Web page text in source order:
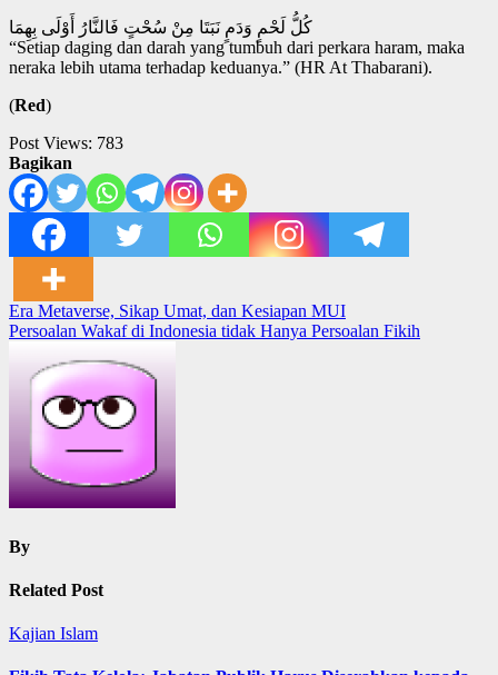
كُلُّ لَحْمٍ وَدَمٍ نَبَتَا مِنْ سُحْتٍ فَالنَّارُ أَوْلَى بِهِمَا
“Setiap daging dan darah yang tumbuh dari perkara haram, maka
neraka lebih utama terhadap keduanya.” (HR At Thabarani).
(Red)
Post Views: 783
Bagikan
Post
navigation
Era Metaverse, Sikap Umat, dan Kesiapan MUI
Persoalan Wakaf di Indonesia tidak Hanya Persoalan Fikih
By
Related Post
Kajian Islam